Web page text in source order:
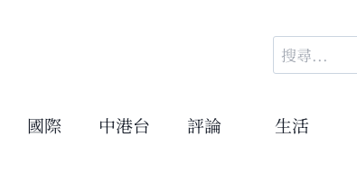
搜
尋
鍵
國際 中港台 評論 生活